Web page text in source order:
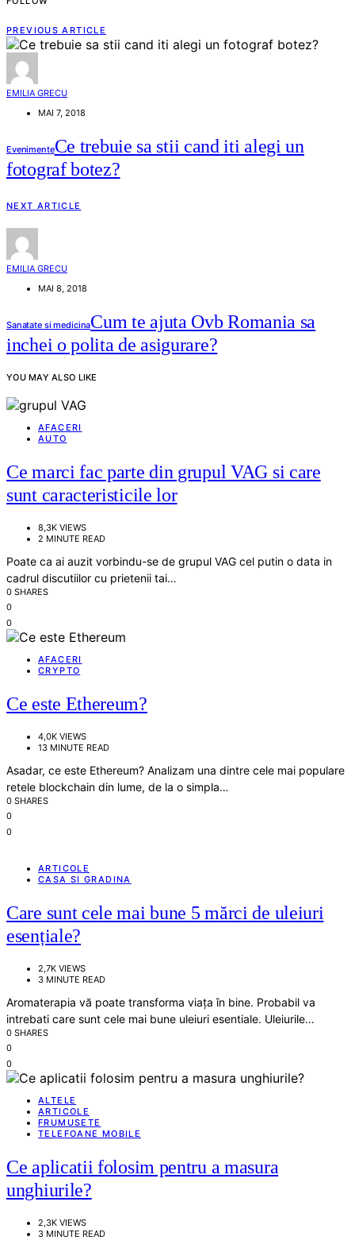
PREVIOUS ARTICLE
EMILIA GRECU
MAI 7, 2018
EvenimenteCe trebuie sa stii cand iti alegi un
fotograf botez?
NEXT ARTICLE
EMILIA GRECU
MAI 8, 2018
Sanatate si medicinaCum te ajuta Ovb Romania sa
inchei o polita de asigurare?
YOU MAY ALSO LIKE
AFACERI
AUTO
Ce marci fac parte din grupul VAG si care
sunt caracteristicile lor
8,3K VIEWS
2 MINUTE READ
Poate ca ai auzit vorbindu-se de grupul VAG cel putin o data in
cadrul discutiilor cu prietenii tai…
0 SHARES
0
0
AFACERI
CRYPTO
Ce este Ethereum?
4,0K VIEWS
13 MINUTE READ
Asadar, ce este Ethereum? Analizam una dintre cele mai populare
retele blockchain din lume, de la o simpla…
0 SHARES
0
0
ARTICOLE
CASA SI GRADINA
Care sunt cele mai bune 5 mărci de uleiuri
esențiale?
2,7K VIEWS
3 MINUTE READ
Aromaterapia vă poate transforma viața în bine. Probabil va
intrebati care sunt cele mai bune uleiuri esentiale. Uleiurile…
0 SHARES
0
0
ALTELE
ARTICOLE
FRUMUSETE
TELEFOANE MOBILE
Ce aplicatii folosim pentru a masura
unghiurile?
2,3K VIEWS
3 MINUTE READ